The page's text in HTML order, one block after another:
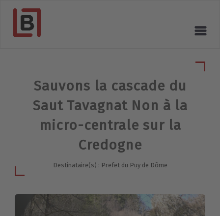
Sauvons la cascade du
Saut Tavagnat Non à la
micro-centrale sur la
Credogne
Destinataire(s) : Prefet du Puy de Dôme